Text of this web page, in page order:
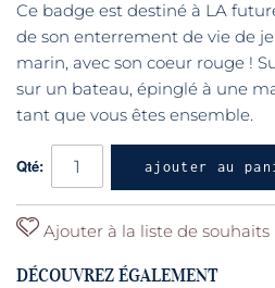
Ce badge est destiné à LA
de son enterrement de vie de
marin, avec son coeur rouge !
sur un bateau, épinglé à une
tant que vous êtes ensemble.
Qté: ajouter au
Ajouter à la liste de souhaits
DÉCOUVREZ ÉGALEMENT